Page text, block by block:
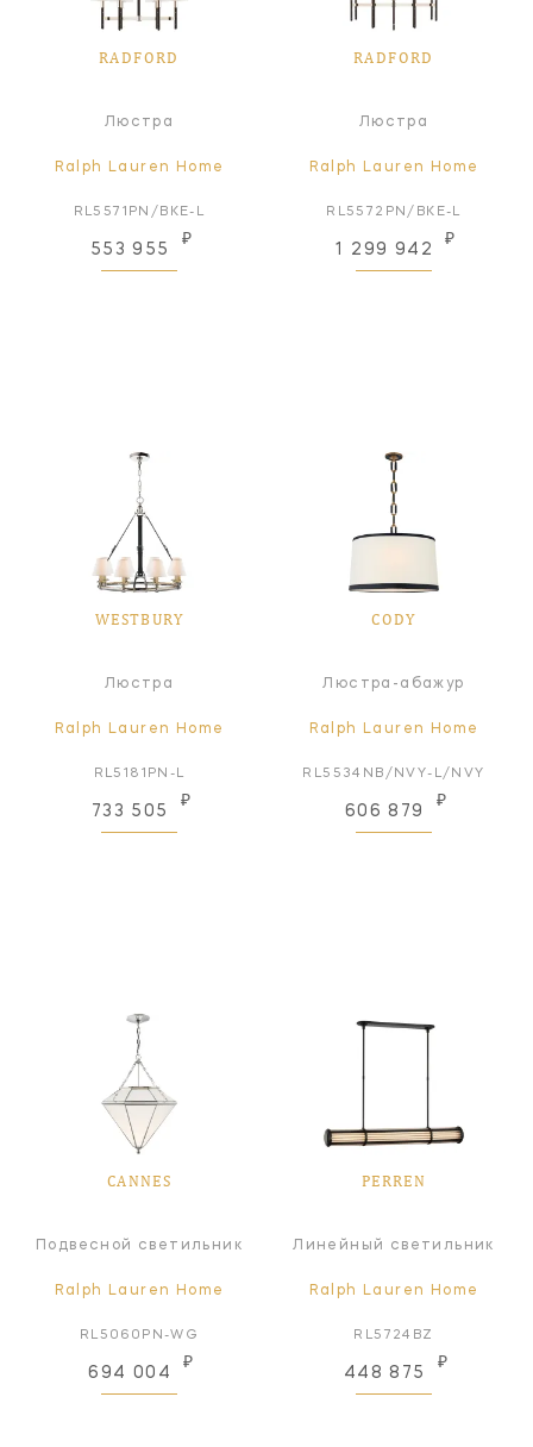
RADFORD
Люстра
Ralph Lauren Home
RL5571PN/BKE-L
553 955
₽
RADFORD
Люстра
Ralph Lauren Home
RL5572PN/BKE-L
1 299 942
₽
WESTBURY
Люстра
Ralph Lauren Home
RL5181PN-L
733 505
₽
CODY
Люстра-абажур
Ralph Lauren Home
RL5534NB/NVY-L/NVY
606 879
₽
CANNES
Подвесной светильник
Ralph Lauren Home
RL5060PN-WG
694 004
₽
PERREN
Линейный светильник
Ralph Lauren Home
RL5724BZ
448 875
₽